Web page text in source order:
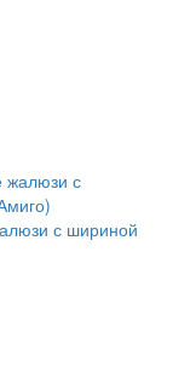
с шириной